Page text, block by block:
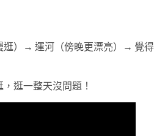
逛）→ 運河（傍晚更漂亮）→ 覺得
逛一整天沒問題！